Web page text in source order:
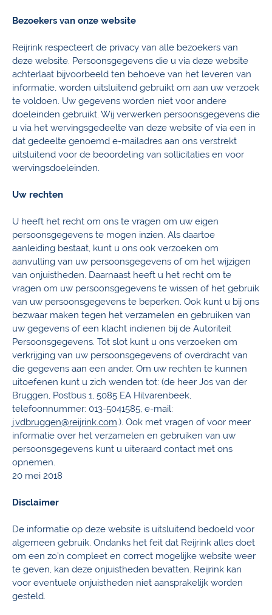
Bezoekers van onze website
Reijrink respecteert de privacy van alle bezoekers van
deze website. Persoonsgegevens die u via deze website
achterlaat bijvoorbeeld ten behoeve van het leveren van
informatie, worden uitsluitend gebruikt om aan uw verzoek
te voldoen. Uw gegevens worden niet voor andere
doeleinden gebruikt. Wij verwerken persoonsgegevens die
u via het wervingsgedeelte van deze website of via een in
dat gedeelte genoemd e-mailadres aan ons verstrekt
uitsluitend voor de beoordeling van sollicitaties en voor
wervingsdoeleinden.
Uw rechten
U heeft het recht om ons te vragen om uw eigen
persoonsgegevens te mogen inzien. Als daartoe
aanleiding bestaat, kunt u ons ook verzoeken om
aanvulling van uw persoonsgegevens of om het wijzigen
van onjuistheden. Daarnaast heeft u het recht om te
vragen om uw persoonsgegevens te wissen of het gebruik
van uw persoonsgegevens te beperken. Ook kunt u bij ons
bezwaar maken tegen het verzamelen en gebruiken van
uw gegevens of een klacht indienen bij de Autoriteit
Persoonsgegevens. Tot slot kunt u ons verzoeken om
verkrijging van uw persoonsgegevens of overdracht van
die gegevens aan een ander. Om uw rechten te kunnen
uitoefenen kunt u zich wenden tot: (de heer Jos van der
Bruggen, Postbus 1, 5085 EA Hilvarenbeek,
telefoonnummer: 013-5041585, e-mail:
j.vdbruggen@reijrink.com.). Ook met vragen of voor meer
informatie over het verzamelen en gebruiken van uw
persoonsgegevens kunt u uiteraard contact met ons
opnemen.
20 mei 2018
Disclaimer
De informatie op deze website is uitsluitend bedoeld voor
algemeen gebruik. Ondanks het feit dat Reijrink alles doet
om een zo’n compleet en correct mogelijke website weer
te geven, kan deze onjuistheden bevatten. Reijrink kan
voor eventuele onjuistheden niet aansprakelijk worden
gesteld.